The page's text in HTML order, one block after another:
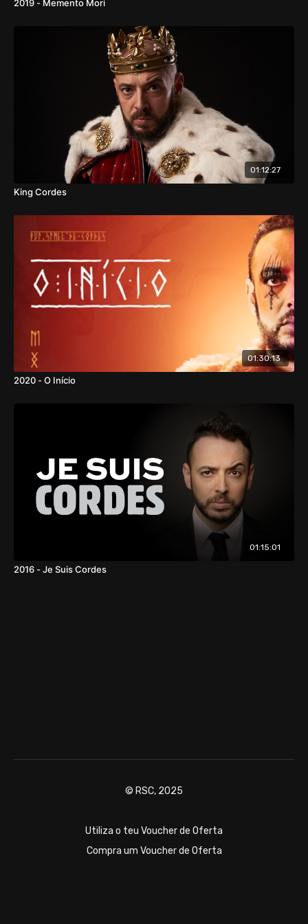
2019 - Memento Mori
01:12:27
King Cordes
01:30:13
2020 - O Início
01:15:01
2016 - Je Suis Cordes
© RSC, 2025
Utiliza o teu Voucher de Oferta
Compra um Voucher de Oferta